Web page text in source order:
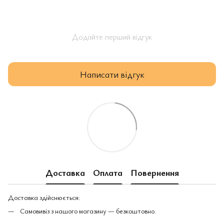
Додайте перший відгук
Написати відгук
Доставка Оплата Повернення
Доставка здійснюється:
Самовивіз з нашого магазину — безкоштовно.